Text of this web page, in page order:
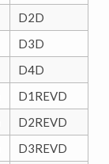
D2D
D3D
D4D
D1REVD
D2REVD
D3REVD